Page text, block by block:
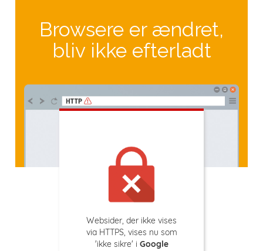
Browsere er ændret,
bliv ikke efterladt
Websider, der ikke vises
via HTTPS, vises nu som
'ikke sikre' i Google